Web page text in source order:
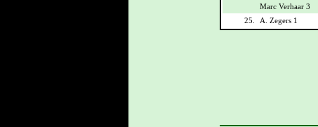
Marc Verhaar 3
25.
A. Zegers 1